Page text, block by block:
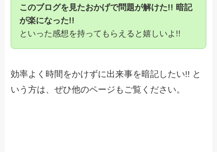
このブログを見たおかげで問題が解けた!! 暗記
が楽になった!!
といった感想を持ってもらえると嬉しいよ!!
効率よく時間をかけずに出来事を暗記したい!! と
いう方は、ぜひ他のページもご覧ください。